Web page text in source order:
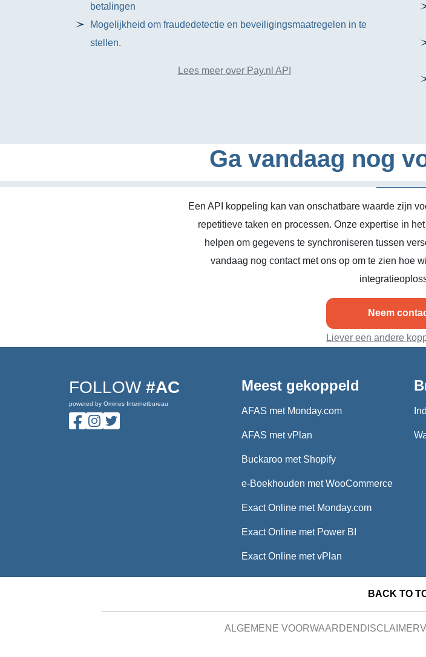
betalingen
Mogelijkheid om fraudedetectie en beveiligingsmaatregelen in te
stellen.
Lees meer over Pay.nl API
Ga vandaag nog
Een API koppeling kan van onschatbare waarde zijn
repetitieve taken en processen. Onze expertise in
helpen om gegevens te synchroniseren tussen
vandaag nog contact met ons op om te zien hoe
Neem
Liever een andere
FOLLOW #AC
powered by Omines Internetbureau
Meest gekoppeld
AFAS met Monday.com
AFAS met vPlan
Buckaroo met Shopify
e-Boekhouden met WooCommerce
Exact Online met Monday.com
Exact Online met Power BI
Exact Online met vPlan
BACK TO
ALGEMENE VOORWAARDEN DISCLAIMER